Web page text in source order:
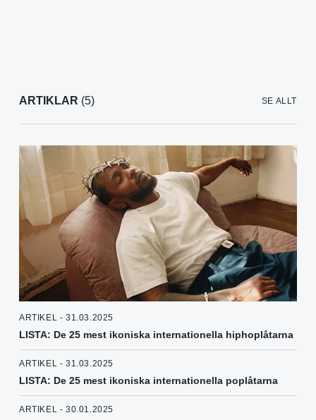
ARTIKLAR (5) SE ALLT
ARTIKEL - 31.03.2025
LISTA: De 25 mest ikoniska internationella hiphoplåtarna
ARTIKEL - 31.03.2025
LISTA: De 25 mest ikoniska internationella poplåtarna
ARTIKEL - 30.01.2025